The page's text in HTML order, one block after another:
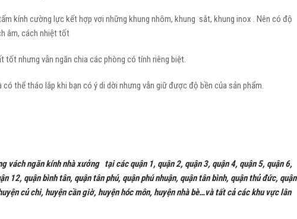
kính cường lực kết hợp vơi những khung nhôm, khung sắt, khung inox . Nên có độ
âm, cách nhiệt tốt
tốt nhưng vẫn ngăn chia các phòng có tính riêng biệt.
có thể tháo lắp khi bạn có ý di dời nhưng vẫn giữ được độ bền của sản phẩm.
vách ngăn kính nhà xưởng tại các quận 1, quận 2, quận 3, quận 4, quận 5, quận 6,
12, quận bình tân, quận tân phú, quận phú nhuận, quận tân bình, quận thủ đức, quận
củ chi, huyện cần giờ, huyện hóc môn, huyện nhà bè…và tất cả các khu vực lân